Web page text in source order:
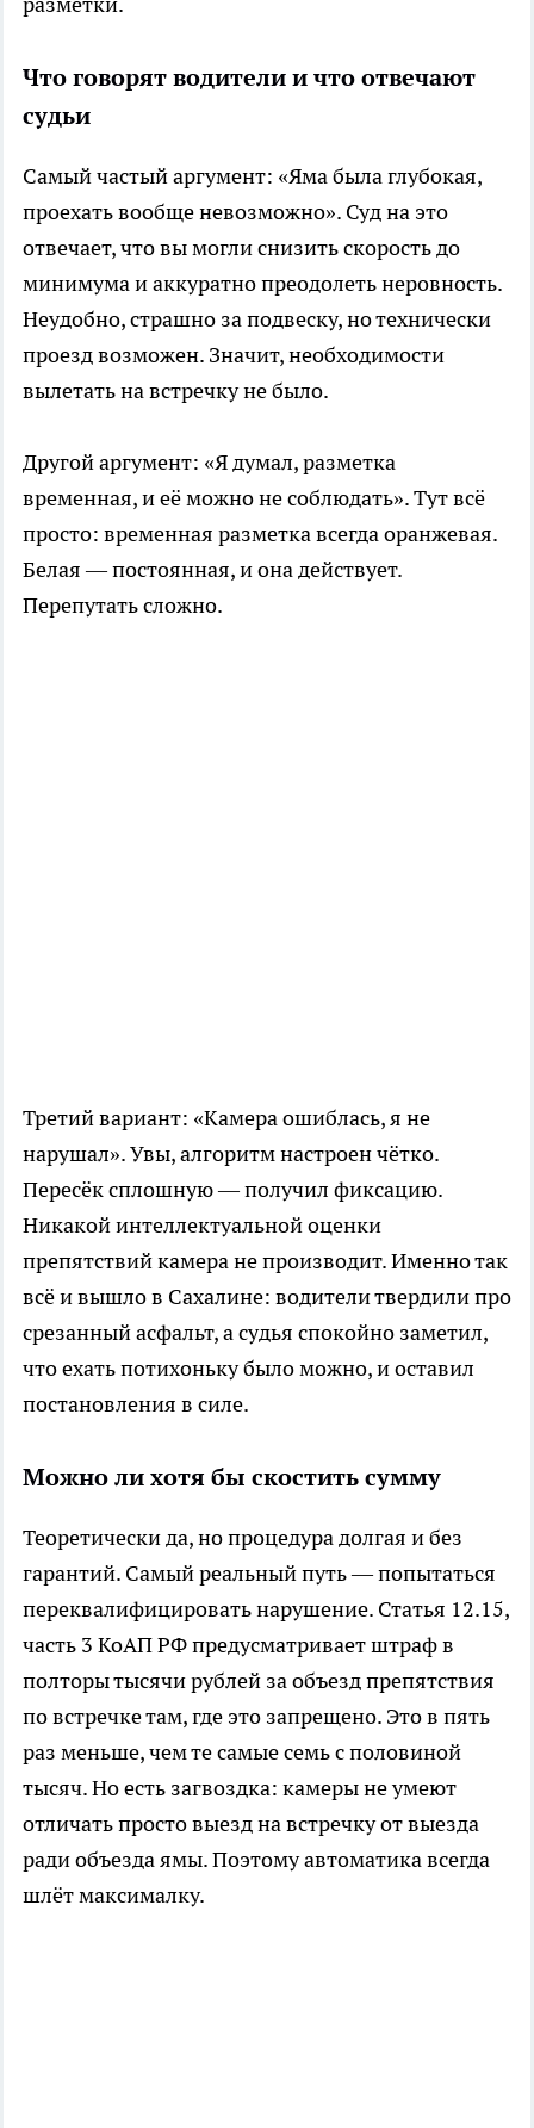
Что говорят водители и что отвечают
судьи
Самый частый аргумент: «Яма была глубокая,
проехать вообще невозможно». Суд на это
отвечает, что вы могли снизить скорость до
минимума и аккуратно преодолеть неровность.
Неудобно, страшно за подвеску, но технически
проезд возможен. Значит, необходимости
вылетать на встречку не было.
Другой аргумент: «Я думал, разметка
временная, и её можно не соблюдать». Тут всё
просто: временная разметка всегда оранжевая.
Белая — постоянная, и она действует.
Перепутать сложно.
Третий вариант: «Камера ошиблась, я не
нарушал». Увы, алгоритм настроен чётко.
Пересёк сплошную — получил фиксацию.
Никакой интеллектуальной оценки
препятствий камера не производит. Именно так
всё и вышло в Сахалине: водители твердили про
срезанный асфальт, а судья спокойно заметил,
что ехать потихоньку было можно, и оставил
постановления в силе.
Можно ли хотя бы скостить сумму
Теоретически да, но процедура долгая и без
гарантий. Самый реальный путь — попытаться
переквалифицировать нарушение. Статья 12.15,
часть 3 КоАП РФ предусматривает штраф в
полторы тысячи рублей за объезд препятствия
по встречке там, где это запрещено. Это в пять
раз меньше, чем те самые семь с половиной
тысяч. Но есть загвоздка: камеры не умеют
отличать просто выезд на встречку от выезда
ради объезда ямы. Поэтому автоматика всегда
шлёт максималку.